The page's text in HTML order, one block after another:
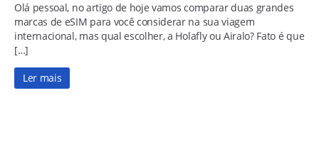
Olá pessoal, no artigo de hoje vamos comparar duas grandes
marcas de eSIM para você considerar na sua viagem
internacional, mas qual escolher, a Holafly ou Airalo? Fato é que
[…]
Ler mais